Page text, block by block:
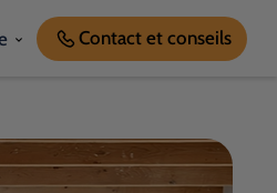
Contact et conseils